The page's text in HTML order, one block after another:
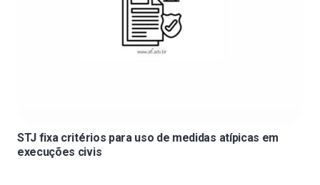
STJ fixa critérios para uso de medidas atípicas em
execuções civis